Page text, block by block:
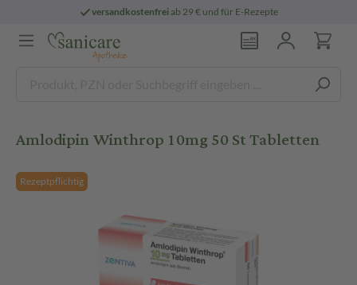
versandkostenfreiab 29 € und für E-Rezepte
Amlodipin Winthrop 10mg 50 St Tabletten
Rezeptpflichtig